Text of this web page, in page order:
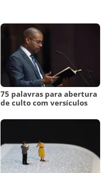
75 palavras para abertura
de culto com versículos